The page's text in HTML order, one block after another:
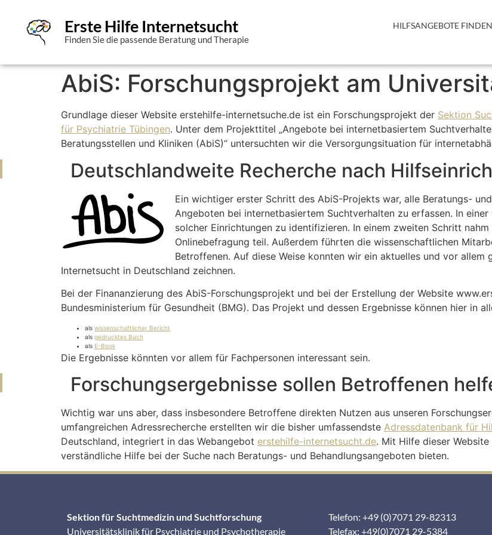
Erste Hilfe Internetsucht
Finden Sie die passende Beratung und Therapie
HILFSANGEBOTE FINDEN
AbiS: Forschungsprojekt am
Grundlage dieser Website erstehilfe-internetsuche.de ist ein Forschungsprojekt der Sektion
für Psychiatrie Tübingen. Unter dem Projekttitel „Angebote bei internetbasiertem
Beratungsstellen und Kliniken (AbiS)“ untersuchten wir die Versorgungsituation für
Deutschlandweite Recherche nach
Ein wichtiger erster Schritt des AbiS-Projekts war, alle Beratungs-
Angeboten bei internetbasiertem Suchtverhalten zu erfassen. In
solcher Einrichtungen zu identifizieren. In einem zweiten Schritt
Onlinebefragung teil. Außerdem führten die wissenschaftlichen
Betroffenen. Auf diese Weise konnten wir ein aktuelles und vor
Internetsucht in Deutschland zeichnen.
Bei der Finananzierung des AbiS-Forschungsprojekt und bei der Erstellung der Website
Bundesministerium für Gesundheit (BMG). Das Projekt und dessen Ergebnisse können hier in
als wissenschaftlicher Bericht
als gedrucktes Buch
als E-Book
Die Ergebnisse könnten vor allem für Fachpersonen interessant sein.
Forschungsergebnisse sollen Betroffenen
Wichtig war uns aber, dass insbesondere Betroffene direkten Nutzen aus unseren
umfangreichen Adressrecherche erstellten wir die bisher umfassendste Adressdatenbank für
Deutschland, integriert in das Webangebot erstehilfe-internetsucht.de. Mit Hilfe dieser
verständliche Hilfe bei der Suche nach Beratungs- und Behandlungsangeboten bieten.
Sektion für Suchtmedizin und Suchtforschung
Universitätsklinik für Psychiatrie und Psychotherapie
Telefon: +49 (0)7071 29-82313
Telefax: +49(0)7071 29-5384